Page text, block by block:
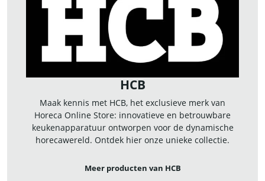
efficiënter willen werken en hun keukenproces robuuster
willen maken—zonder extra complexiteit.
HCB
Maak kennis met HCB, het exclusieve merk van
Horeca Online Store: innovatieve en betrouwbare
keukenapparatuur ontworpen voor de dynamische
horecawereld. Ontdek hier onze unieke collectie.
Meer producten van HCB